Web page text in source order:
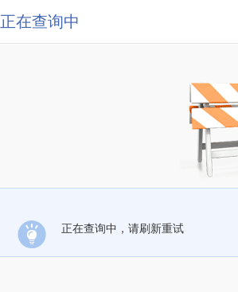
正在查询中
正在查询中，请刷新重试